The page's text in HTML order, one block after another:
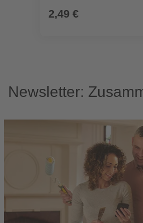
2,49 €
Newsletter: